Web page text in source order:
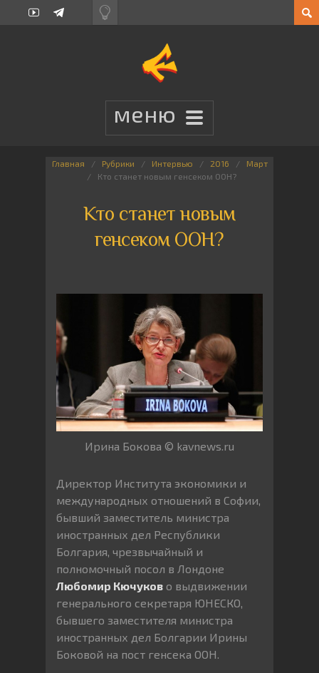
Главная Рубрики Интервью 2016
Март
Кто станет новым генсеком ООН?
Кто станет новым
генсеком ООН?
Ирина Бокова © kavnews.ru
Директор Института экономики и
международных отношений в Софии,
бывший заместитель министра
иностранных дел Республики
Болгария, чрезвычайный и
полномочный посол в Лондоне
Любомир Кючуков о выдвижении
генерального секретаря ЮНЕСКО,
бывшего заместителя министра
иностранных дел Болгарии Ирины
Боковой на пост генсека ООН.